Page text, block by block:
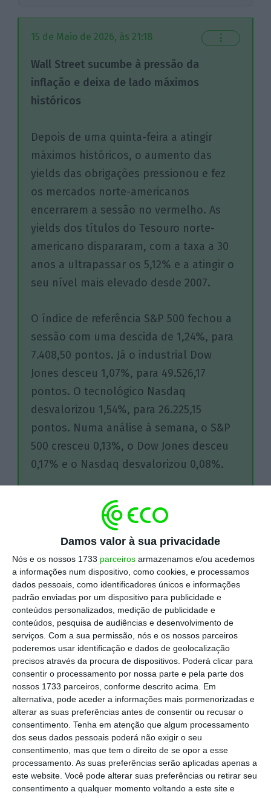
Damos valor à sua privacidade
Nós e os nossos 1733 parceiros armazenamos e/ou acedemos
a informações num dispositivo, como cookies, e processamos
dados pessoais, como identificadores únicos e informações
padrão enviadas por um dispositivo para publicidade e
conteúdos personalizados, medição de publicidade e
conteúdos, pesquisa de audiências e desenvolvimento de
serviços. Com a sua permissão, nós e os nossos parceiros
poderemos usar identificação e dados de geolocalização
precisos através da procura de dispositivos. Poderá clicar para
consentir o processamento por nossa parte e pela parte dos
nossos 1733 parceiros, conforme descrito acima. Em
alternativa, pode aceder a informações mais pormenorizadas e
alterar as suas preferências antes de consentir ou recusar o
consentimento. Tenha em atenção que algum processamento
dos seus dados pessoais poderá não exigir o seu
consentimento, mas que tem o direito de se opor a esse
processamento. As suas preferências serão aplicadas apenas a
este website. Você pode alterar suas preferências ou retirar seu
consentimento a qualquer momento voltando a este site e
15 de Maio de 2026, às 21:18 ⋮
Wall Street sucumbe à pressão da
inflação e deixa de lado máximos
históricos
Depois de uma quinta-feira a atingir
máximos históricos, o aumento das
yields das obrigações pressionou e fez
os mercados norte-americanos
encerrarem a sessão no vermelho. As
yields dos títulos do Tesouro norte-
americano dispararam, com a taxa a 30
anos a ultrapassar os 5,12% e a atingir o
seu nível mais elevado desde 2007.
O índice de referência S&P 500 fechou a
sessão com uma descida de 1,24%, para
7.408,50 pontos. Já o industrial Dow
Jones desceu 1,07%, para 49.526,17
pontos. O tecnológico Nasdaq
desvalorizou 1,54%, para 26.225,15
pontos. Numa análise à semana, o S&P
500 cresceu 0,13%, o Dow Jones desceu
0,17% e o Nasdaq desvalorizou 0,08%.
No seu segundo dia de negociação, a
Cerebras Systems, desceu 10,08%. O
movimento surge após uma estreia no
Nasdaq em que as ações valorizaram
68,15%.
A Nvidia desceu 4,42%, depois de Donald
Trump ter revelado que a China não
aprovou a compra dos chips H200 da
empresa “porque escolheram não fazê-
lo. Querem desenvolver os seus
próprios”.
A Pershing Square, de Bill Ackman,
reforçou a sua posição na Microsoft, com
o gesto a classificar a recente
desvalorização como uma oportunidade